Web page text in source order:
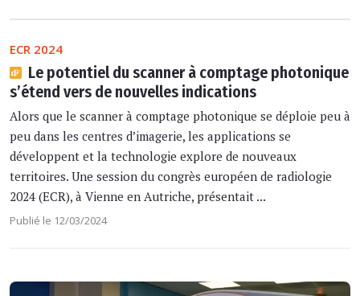
ECR 2024
Le potentiel du scanner à comptage photonique
s’étend vers de nouvelles indications
Alors que le scanner à comptage photonique se déploie peu à
peu dans les centres d’imagerie, les applications se
développent et la technologie explore de nouveaux
territoires. Une session du congrès européen de radiologie
2024 (ECR), à Vienne en Autriche, présentait ...
Publié le 12/03/2024